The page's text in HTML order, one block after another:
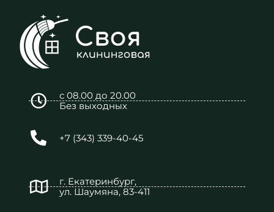
с 08.00 до 20.00
Без выходных
+7 (343) 339-40-45
г. Екатеринбург,
ул. Шаумяна, 83-411